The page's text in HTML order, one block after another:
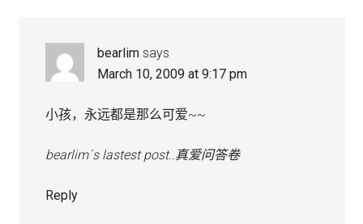
bearlim says
March 10, 2009 at 9:17 pm
小孩，永远都是那么可爱~~
bearlim´s lastest post..真爱问答卷
Reply